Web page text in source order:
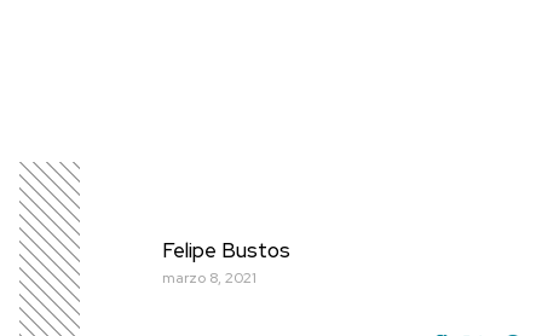
Felipe Bustos
marzo 8, 2021